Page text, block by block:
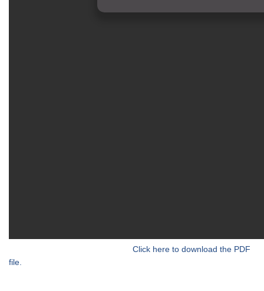
Click here to download the PDF
file.